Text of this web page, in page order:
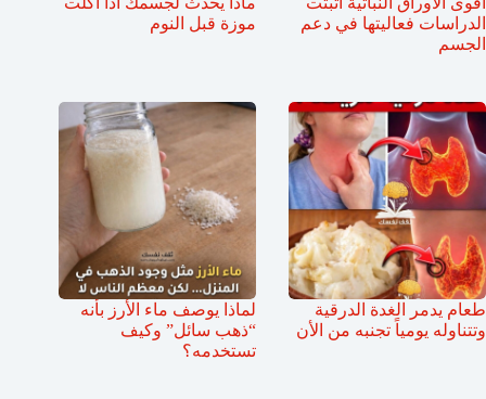
الدراسات فعاليتها في دعم
الجسم
موزة قبل النوم
طعام يدمر الغدة الدرقية
وتتناوله يومياً تجنبه من الأن
لماذا يوصف ماء الأرز بأنه
“ذهب سائل” وكيف
تستخدمه؟